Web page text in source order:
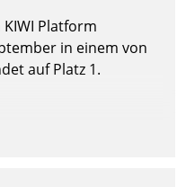
Platform
in einem von
auf Platz 1.